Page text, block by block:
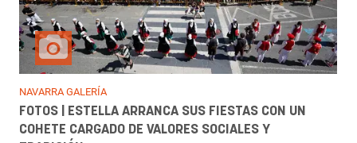
NAVARRA GALERÍA
FOTOS | ESTELLA ARRANCA SUS FIESTAS CON UN
COHETE CARGADO DE VALORES SOCIALES Y